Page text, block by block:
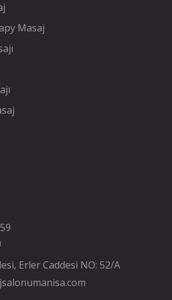
Masaj
Erler Caddesi NO: 52/A